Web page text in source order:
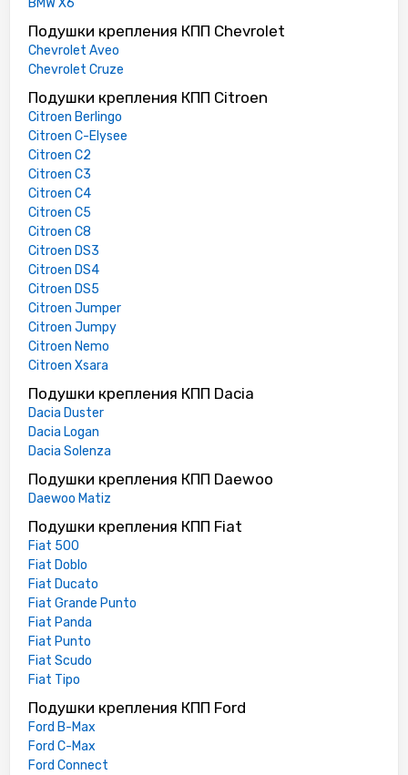
Подушки крепления КПП Chevrolet
Chevrolet Aveo
Chevrolet Cruze
Подушки крепления КПП Citroen
Citroen Berlingo
Citroen C-Elysee
Citroen C2
Citroen C3
Citroen C4
Citroen C5
Citroen C8
Citroen DS3
Citroen DS4
Citroen DS5
Citroen Jumper
Citroen Jumpy
Citroen Nemo
Citroen Xsara
Подушки крепления КПП Dacia
Dacia Duster
Dacia Logan
Dacia Solenza
Подушки крепления КПП Daewoo
Daewoo Matiz
Подушки крепления КПП Fiat
Fiat 500
Fiat Doblo
Fiat Ducato
Fiat Grande Punto
Fiat Panda
Fiat Punto
Fiat Scudo
Fiat Tipo
Подушки крепления КПП Ford
Ford B-Max
Ford C-Max
Ford Connect